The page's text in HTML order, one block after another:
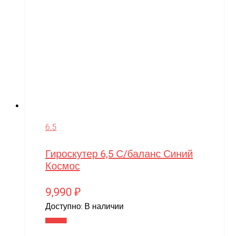
6.5
Гироскутер 6,5 С/баланс Синий
Космос
9,990 ₽
Доступно: В наличии